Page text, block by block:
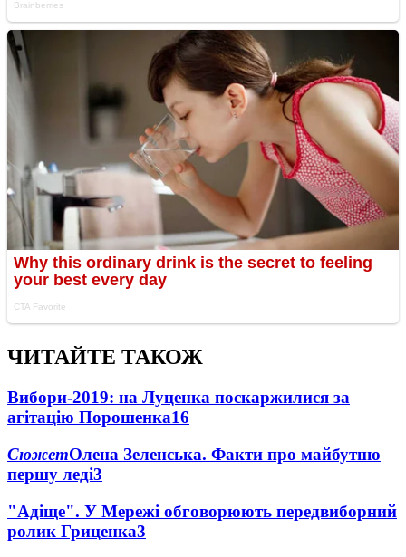
ЧИТАЙТЕ ТАКОЖ
Вибори-2019: на Луценка поскаржилися за
агітацію Порошенка16
СюжетОлена Зеленська. Факти про майбутню
першу леді3
"Адіще". У Мережі обговорюють передвиборний
ролик Гриценка3